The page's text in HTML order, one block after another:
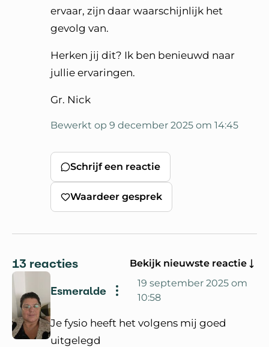
ervaar, zijn daar waarschijnlijk het
gevolg van.
Herken jij dit? Ik ben benieuwd naar
jullie ervaringen.
Gr. Nick
Bewerkt op 9 december 2025 om 14:45
Schrijf een reactie
Waardeer gesprek
13 reacties Bekijk nieuwste reactie
Esmeralde
19 september 2025 om
10:58
Je fysio heeft het volgens mij goed
uitgelegd